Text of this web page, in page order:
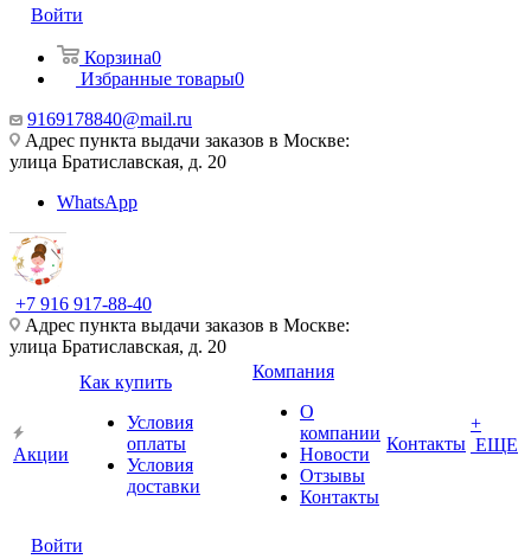
Войти
Корзина0
Избранные товары0
9169178840@mail.ru
Адрес пункта выдачи заказов в Москве:
улица Братиславская, д. 20
WhatsApp
+7 916 917-88-40
Адрес пункта выдачи заказов в Москве:
улица Братиславская, д. 20
Акции
Как купить
Условия
оплаты
Условия
доставки
Компания
О
компании
Новости
Отзывы
Контакты
Контакты
+
ЕЩЕ
Войти